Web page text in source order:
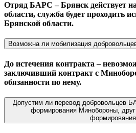
Отряд БАРС – Брянск действует
области, служба будет проходить
Брянской области.
Возможна ли мобилизация
До истечения контракта –
заключивший контракт с
обязанности по нему.
Допустим ли перевод добровольцев
формирования Минобороны,